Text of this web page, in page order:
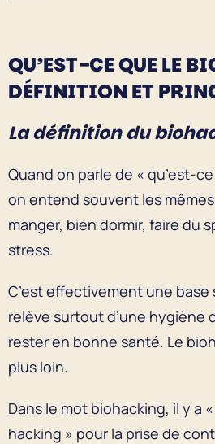
QU’EST-CE QUE LE
DÉFINITION ET
La définition du
Quand on parle de « qu’est-
on entend souvent les
manger, bien dormir, faire du
stress.
C’est effectivement une base
relève surtout d’une hygiène
rester en bonne santé. Le
plus loin.
Dans le mot biohacking, il y a
hacking » pour la prise de